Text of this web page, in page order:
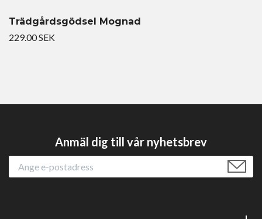
Trädgårdsgödsel Mognad
229.00 SEK
Anmäl dig till vår nyhetsbrev